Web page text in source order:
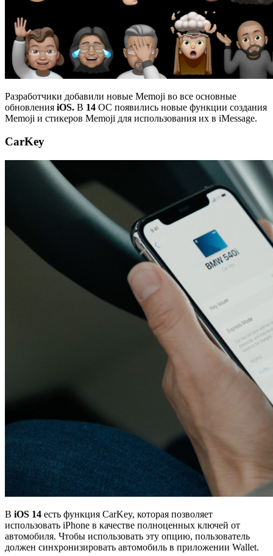
Разработчики добавили новые Memoji во все основные
обновления iOS. В 14 ОС появились новые функции создания
Memoji и стикеров Memoji для использования их в iMessage.
CarKey
В iOS 14 есть функция CarKey, которая позволяет
использовать iPhone в качестве полноценных ключей от
автомобиля. Чтобы использовать эту опцию, пользователь
должен синхронизировать автомобиль в приложении Wallet.